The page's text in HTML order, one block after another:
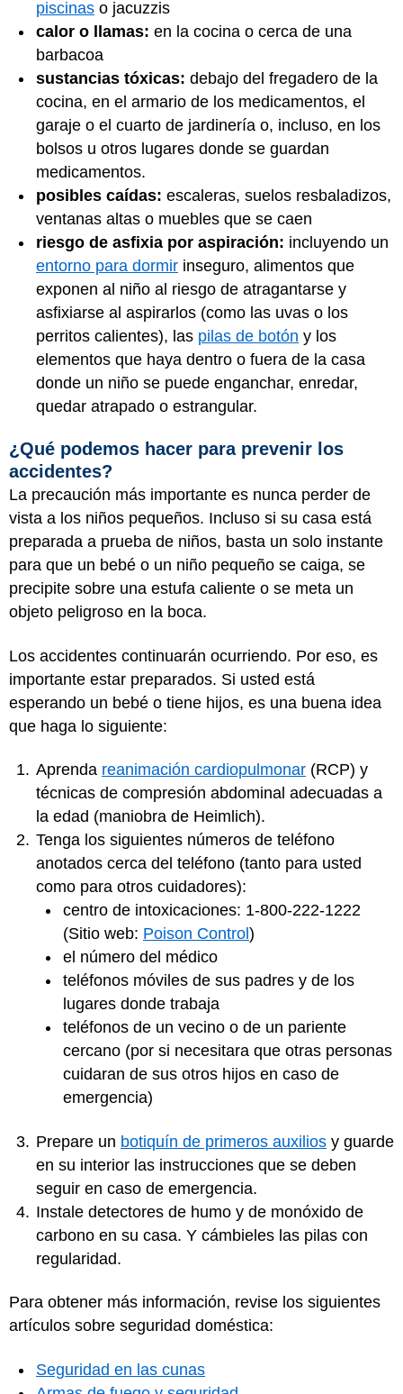
piscinas o jacuzzis
calor o llamas: en la cocina o cerca de una
barbacoa
sustancias tóxicas: debajo del fregadero de la
cocina, en el armario de los medicamentos, el
garaje o el cuarto de jardinería o, incluso, en los
bolsos u otros lugares donde se guardan
medicamentos.
posibles caídas: escaleras, suelos resbaladizos,
ventanas altas o muebles que se caen
riesgo de asfixia por aspiración: incluyendo un
entorno para dormir inseguro, alimentos que
exponen al niño al riesgo de atragantarse y
asfixiarse al aspirarlos (como las uvas o los
perritos calientes), las pilas de botón y los
elementos que haya dentro o fuera de la casa
donde un niño se puede enganchar, enredar,
quedar atrapado o estrangular.
¿Qué podemos hacer para prevenir los
accidentes?
La precaución más importante es nunca perder de
vista a los niños pequeños. Incluso si su casa está
preparada a prueba de niños, basta un solo instante
para que un bebé o un niño pequeño se caiga, se
precipite sobre una estufa caliente o se meta un
objeto peligroso en la boca.
Los accidentes continuarán ocurriendo. Por eso, es
importante estar preparados. Si usted está
esperando un bebé o tiene hijos, es una buena idea
que haga lo siguiente:
Aprenda reanimación cardiopulmonar (RCP) y
técnicas de compresión abdominal adecuadas a
la edad (maniobra de Heimlich).
Tenga los siguientes números de teléfono
anotados cerca del teléfono (tanto para usted
como para otros cuidadores):
centro de intoxicaciones: 1-800-222-1222
(Sitio web: Poison Control )
el número del médico
teléfonos móviles de sus padres y de los
lugares donde trabaja
teléfonos de un vecino o de un pariente
cercano (por si necesitara que otras personas
cuidaran de sus otros hijos en caso de
emergencia)
Prepare un botiquín de primeros auxilios y guarde
en su interior las instrucciones que se deben
seguir en caso de emergencia.
Instale detectores de humo y de monóxido de
carbono en su casa. Y cámbieles las pilas con
regularidad.
Para obtener más información, revise los siguientes
artículos sobre seguridad doméstica:
Seguridad en las cunas